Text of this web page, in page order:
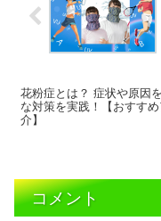
花粉症とは？ 症状や原因
な対策を実践！【おすす
介】
コメント